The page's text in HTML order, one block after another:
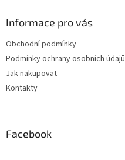
Informace pro vás
Obchodní podmínky
Podmínky ochrany osobních údajů
Jak nakupovat
Kontakty
Facebook